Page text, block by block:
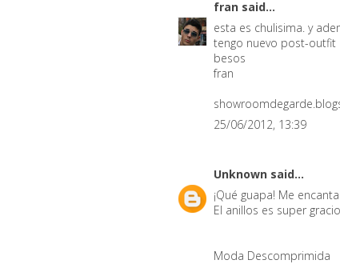
fran said...
esta es chulisima. y
tengo nuevo post-outfit
besos
fran
25/06/2012, 13:39
Unknown said...
¡Qué guapa! Me
El anillos es super
Moda Descomprimida